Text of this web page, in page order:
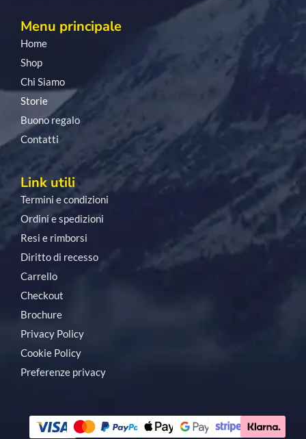
Menu principale
Home
Shop
Chi Siamo
Storie
Buono regalo
Contatti
Link utili
Termini e condizioni
Ordini e spedizioni
Resi e rimborsi
Diritto di recesso
Carrello
Checkout
Brochure
Privacy Policy
Cookie Policy
Preferenze privacy